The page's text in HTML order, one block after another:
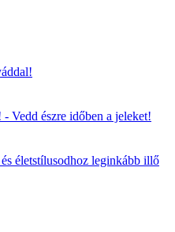
Vedd észre időben a jeleket!
életstílusodhoz leginkább illő